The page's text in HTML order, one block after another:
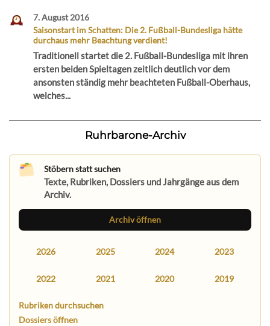
7. August 2016
Saisonstart im Schatten: Die 2. Fußball-Bundesliga hätte
durchaus mehr Beachtung verdient!
Traditionell startet die 2. Fußball-Bundesliga mit ihren
ersten beiden Spieltagen zeitlich deutlich vor dem
ansonsten ständig mehr beachteten Fußball-Oberhaus,
welches...
Ruhrbarone-Archiv
Stöbern statt suchen
Texte, Rubriken, Dossiers und Jahrgänge aus dem
Archiv.
Archiv öffnen
2026 2025 2024 2023
2022 2021 2020 2019
Rubriken durchsuchen
Dossiers öffnen